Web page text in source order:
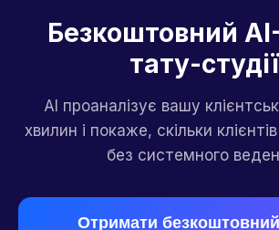
Безкоштовний
тату-студії
AI проаналізує вашу
хвилин і покаже, скільки
без системного
Отримати